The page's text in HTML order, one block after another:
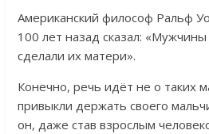
Американский философ Ральф
100 лет назад сказал:
сделали их матери».
Конечно, речь идёт не о таких
привыкли держать своего
он, даже став взрослым